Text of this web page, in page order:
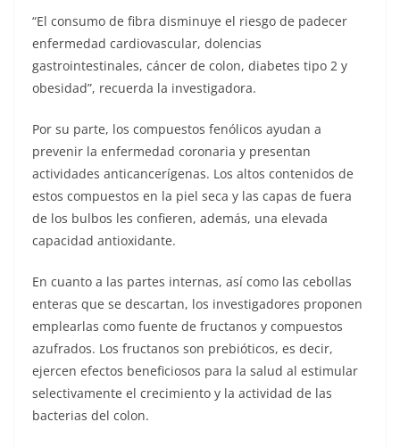
“El consumo de fibra disminuye el riesgo de padecer
enfermedad cardiovascular, dolencias
gastrointestinales, cáncer de colon, diabetes tipo 2 y
obesidad”, recuerda la investigadora.
Por su parte, los compuestos fenólicos ayudan a
prevenir la enfermedad coronaria y presentan
actividades anticancerígenas. Los altos contenidos de
estos compuestos en la piel seca y las capas de fuera
de los bulbos les confieren, además, una elevada
capacidad antioxidante.
En cuanto a las partes internas, así como las cebollas
enteras que se descartan, los investigadores proponen
emplearlas como fuente de fructanos y compuestos
azufrados. Los fructanos son prebióticos, es decir,
ejercen efectos beneficiosos para la salud al estimular
selectivamente el crecimiento y la actividad de las
bacterias del colon.